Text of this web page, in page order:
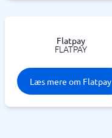
Flatpay
FLATPAY
Læs mere om Flatpay